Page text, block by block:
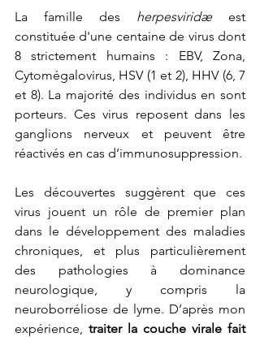
La famille des herpesviridæ est
constituée d'une centaine de virus dont
8 strictement humains : EBV, Zona,
Cytomégalovirus, HSV (1 et 2), HHV (6, 7
et 8). La majorité des individus en sont
porteurs. Ces virus reposent dans les
ganglions nerveux et peuvent être
réactivés en cas d’immunosuppression.
Les découvertes suggèrent que ces
virus jouent un rôle de premier plan
dans le développement des maladies
chroniques, et plus particulièrement
des pathologies à dominance
neurologique, y compris la
neuroborréliose de lyme. D’après mon
expérience, traiter la couche virale fait